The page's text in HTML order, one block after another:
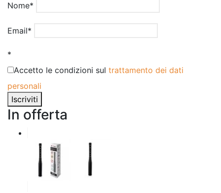
Nome*
Email*
*
Accetto le condizioni sul trattamento dei dati
personali
Iscriviti
In offerta